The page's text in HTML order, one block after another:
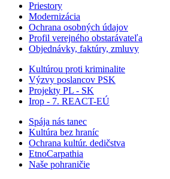
Priestory
Modernizácia
Ochrana osobných údajov
Profil verejného obstarávateľa
Objednávky, faktúry, zmluvy
Kultúrou proti kriminalite
Výzvy poslancov PSK
Projekty PL - SK
Irop - 7. REACT-EÚ
Spája nás tanec
Kultúra bez hraníc
Ochrana kultúr. dedičstva
EtnoCarpathia
Naše pohraničie